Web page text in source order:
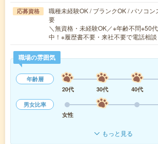
応募資格
職種未経験OK / ブランクOK / パソコン
要
＼無資格・未経験OK／※年齢不問※50
中！※履歴書不要・来社不要で電話相
職場の雰囲気
年齢層
20代
30代 40代
男女比率
女性
もっと見る